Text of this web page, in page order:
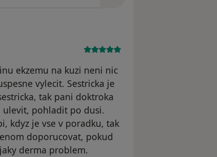
ekzemu na kuzi neni nic
vylecit. Sestricka je
tak pani doktroka
ulevit, pohladit po dusi.
kdyz je vse v poradku, tak
doporucovat, pokud
derma problem.